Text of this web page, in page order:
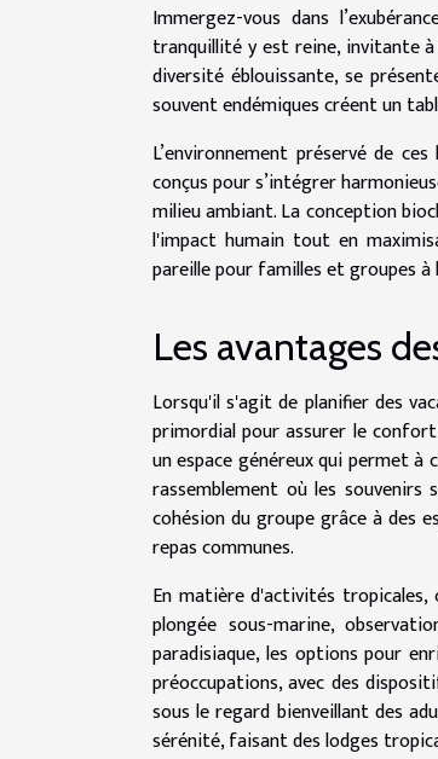
Immergez-vous dans
tranquillité y est reine, invitante
diversité éblouissante, se
souvent endémiques créent un
L’environnement préservé de
conçus pour s’intégrer
milieu ambiant. La conception
l'impact humain tout en
pareille pour familles et groupes à
Les avantages
Lorsqu'il s'agit de planifier des
primordial pour assurer le
un espace généreux qui permet
rassemblement où les
cohésion du groupe grâce à des
repas communes.
En matière d'activités tropicales,
plongée sous-marine,
paradisiaque, les options pour
préoccupations, avec des
sous le regard bienveillant des
sérénité, faisant des lodges